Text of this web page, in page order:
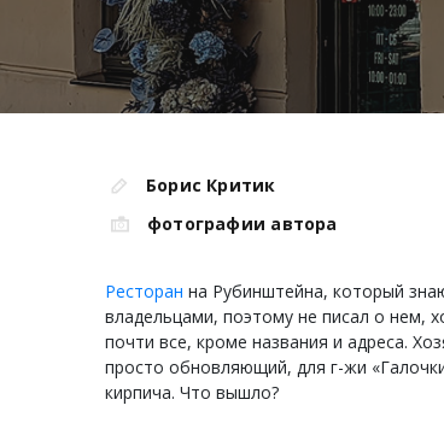
Борис Критик
фотографии автора
Ресторан на Рубинштейна, который
владельцами, поэтому не писал о нем,
почти все, кроме названия и адреса.
просто обновляющий, для г-жи
кирпича. Что вышло?